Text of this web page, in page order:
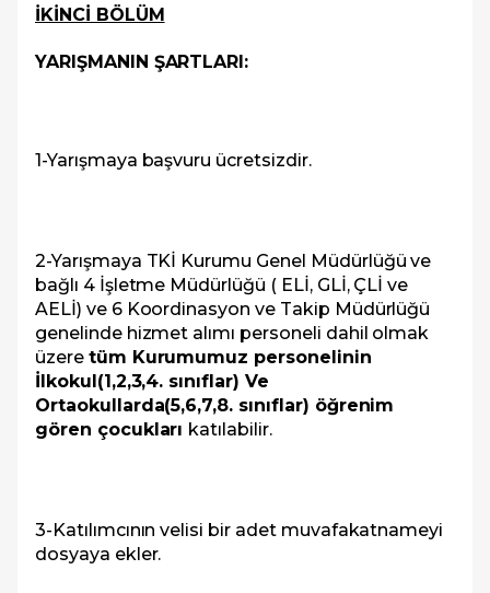
İKİNCİ BÖLÜM
YARIŞMANIN ŞARTLARI:
1-Yarışmaya başvuru ücretsizdir.
2-Yarışmaya TKİ Kurumu Genel Müdürlüğü ve
bağlı 4 İşletme Müdürlüğü ( ELİ, GLİ, ÇLİ ve
AELİ) ve 6 Koordinasyon ve Takip Müdürlüğü
genelinde hizmet alımı personeli dahil olmak
üzere tüm Kurumumuz personelinin
İlkokul(1,2,3,4. sınıflar) Ve
Ortaokullarda(5,6,7,8. sınıflar) öğrenim
gören çocukları katılabilir.
3-Katılımcının velisi bir adet muvafakatnameyi
dosyaya ekler.